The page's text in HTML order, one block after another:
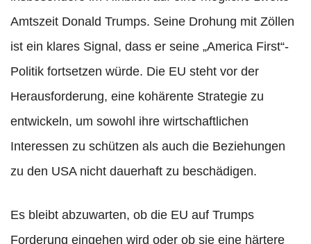
Amtszeit Donald Trumps. Seine Drohung mit Zöllen
ist ein klares Signal, dass er seine „America First“-
Politik fortsetzen würde. Die EU steht vor der
Herausforderung, eine kohärente Strategie zu
entwickeln, um sowohl ihre wirtschaftlichen
Interessen zu schützen als auch die Beziehungen
zu den USA nicht dauerhaft zu beschädigen.
Es bleibt abzuwarten, ob die EU auf Trumps
Forderung eingehen wird oder ob sie eine härtere